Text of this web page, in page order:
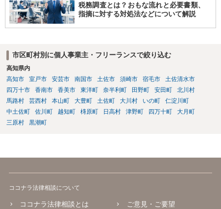
税務調査とは？おもな流れと必要書類、
指摘に対する対処法などについて解説
市区町村別に個人事業主・フリーランスで絞り込む
高知県内
高知市
室戸市 安芸市 南国市 土佐市 須崎市 宿毛市
土佐清水市
四万十市
香南市 香美市 東洋町 奈半利町 田野町 安田町
北川村
馬路村
芸西村 本山町 大豊町 土佐町 大川村 いの町
仁淀川町
中土佐町
佐川町 越知町 梼原町 日高村 津野町 四万十町
大月町
三原村
黒潮町
ココナラ法律相談について
ココナラ法律相談とは ご意見・ご要望